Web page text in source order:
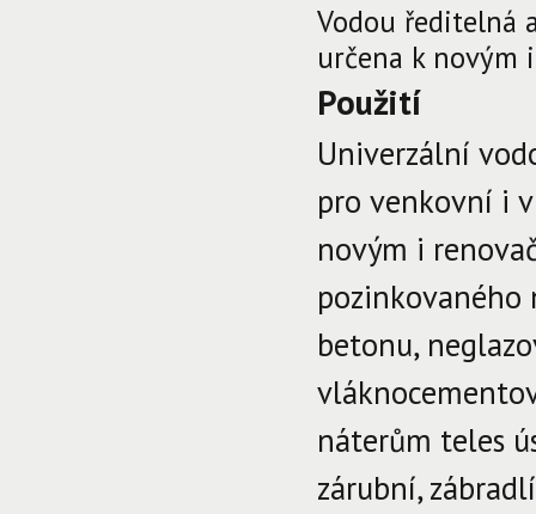
Vodou ředitelná
určena k novým
Použití
Univerzální
pro venkovní i
novým i
betonu,
náterům teles
zárubní,